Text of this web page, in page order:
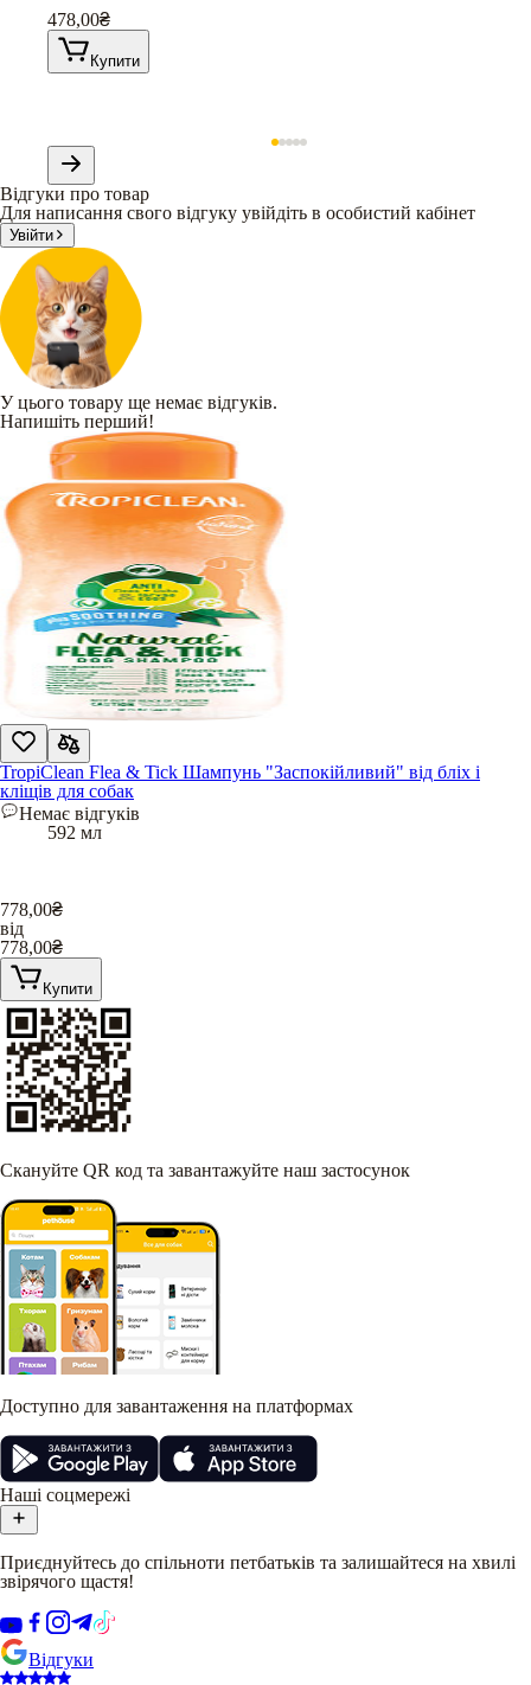
478,00₴
Купити
Відгуки про товар
Для написання свого відгуку увійдіть в особистий кабінет
Увійти
У цього товару ще немає відгуків.
Напишіть перший!
TropiClean Flea & Tick Шампунь "Заспокійливий" від бліх і
кліщів для собак
Немає відгуків
592 мл
778,00₴
від
778,00₴
Купити
Скануйте QR код та завантажуйте наш застосунок
Доступно для завантаження на платформах
Наші соцмережі
Приєднуйтесь до спільноти петбатьків та залишайтеся на хвилі
звірячого щастя!
Відгуки